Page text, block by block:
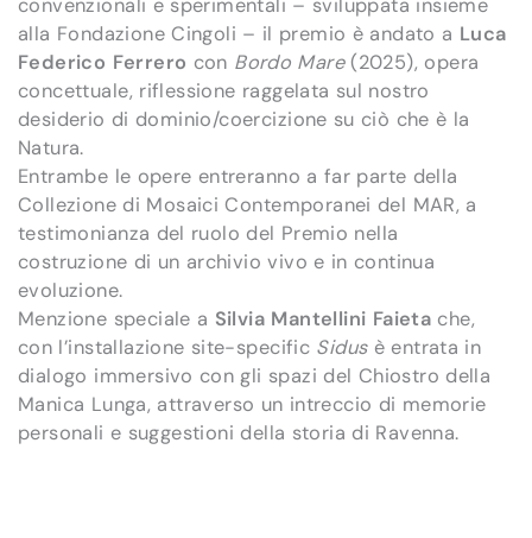
alla Fondazione Cingoli – il premio è andato a Luca
Federico Ferrero con Bordo Mare(2025), opera
concettuale, riflessione raggelata sul nostro
desiderio di dominio/coercizione su ciò che è la
Natura.
Entrambe le opere entreranno a far parte della
Collezione di Mosaici Contemporanei del MAR, a
testimonianza del ruolo del Premio nella
costruzione di un archivio vivo e in continua
evoluzione.
Menzione speciale a Silvia Mantellini Faieta che,
con l’installazione site-specific Sidusè entrata in
dialogo immersivo con gli spazi del Chiostro della
Manica Lunga, attraverso un intreccio di memorie
personali e suggestioni della storia di Ravenna.